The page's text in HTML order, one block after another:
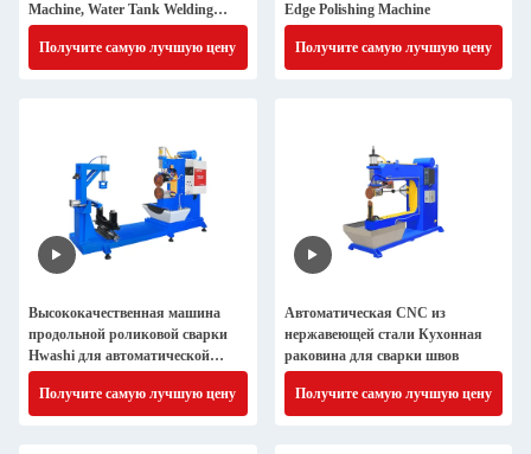
Machine, Water Tank Welding
Production Line
Получите самую лучшую цену
Edge Polishing Machine
Получите самую лучшую цену
Высококачественная машина
продольной роликовой сварки
Hwashi для автоматической
сварки швов топливного бака
Получите самую лучшую цену
Автоматическая CNC из
нержавеющей стали Кухонная
раковина для сварки швов
Получите самую лучшую цену